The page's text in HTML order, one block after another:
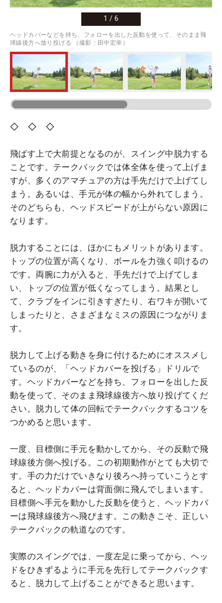
1 / 6
ヘッドカバーなどを持ち、フォローを出した反動を使って、そのまま飛
球線後方へ放り投げる （撮影：田中宏幸）
◇ ◇ ◇
飛ばす上で大前提となるのが、スイング中脱力する
ことです。テークバックでは体全体を使って上げま
すが、多くのアマチュアの方は手先だけで上げてし
まう。あるいは、手元が体の幅から外れてしまう。
そのどちらも、ヘッドスピードが上がらない原因に
なります。
脱力することには、ほかにもメリットがあります。
トップの位置が高くなり、ボールを力強く叩けるの
です。両腕に力が入ると、手先だけで上げてしま
い、トップの位置が低くなってしまう。結果とし
て、クラブをインに引きすぎたり、右ワキが開いて
しまったりと、さまざまなミスの原因につながりま
す。
脱力して上げる動きを身に付けるためにオススメし
ているのが、「ヘッドカバーを投げる」ドリルで
す。ヘッドカバーなどを持ち、フォローを出した反
動を使って、そのまま飛球線後方へ放り投げてくだ
さい。脱力して体の回転でテークバックするコツを
つかめると思います。
一度、目標側に手元を動かしてから、その反動で飛
球線後方側へ投げる。この初期動作がとても大切で
す。手の力だけでいきなり後ろへ持っていこうとす
ると、ヘッドカバーは背面側に飛んでしまいます。
目標側へ手元を動かした反動を使うと、ヘッドカバ
ーは飛球線後方へ飛びます。この動きこそ、正しい
テークバックの軌道なのです。
実際のスイングでは、一度左足に乗ってから、ヘッ
ドをひきずるように手元を先行してテークバックす
ると、脱力して上げることができると思います。